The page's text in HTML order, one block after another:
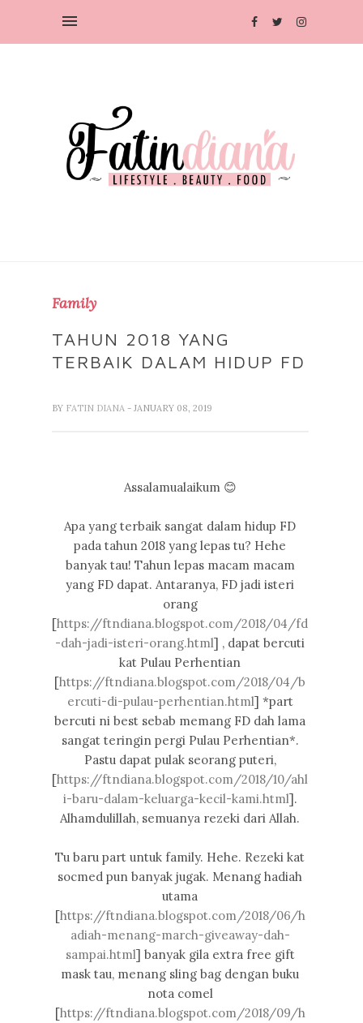
Family
TAHUN 2018 YANG
TERBAIK DALAM HIDUP FD
BY FATIN DIANA - JANUARY 08, 2019
Assalamualaikum 😊
Apa yang terbaik sangat dalam hidup FD
pada tahun 2018 yang lepas tu? Hehe
banyak tau! Tahun lepas macam macam
yang FD dapat. Antaranya, FD jadi isteri
orang
[https://ftndiana.blogspot.com/2018/04/fd
-dah-jadi-isteri-orang.html] , dapat bercuti
kat Pulau Perhentian
[https://ftndiana.blogspot.com/2018/04/b
ercuti-di-pulau-perhentian.html] *part
bercuti ni best sebab memang FD dah lama
sangat teringin pergi Pulau Perhentian*.
Pastu dapat pulak seorang puteri,
[https://ftndiana.blogspot.com/2018/10/ahl
i-baru-dalam-keluarga-kecil-kami.html].
Alhamdulillah, semuanya rezeki dari Allah.
Tu baru part untuk family. Hehe. Rezeki kat
socmed pun banyak jugak. Menang hadiah
utama
[https://ftndiana.blogspot.com/2018/06/h
adiah-menang-march-giveaway-dah-
sampai.html] banyak gila extra free gift
mask tau, menang sling bag dengan buku
nota comel
[https://ftndiana.blogspot.com/2018/09/h